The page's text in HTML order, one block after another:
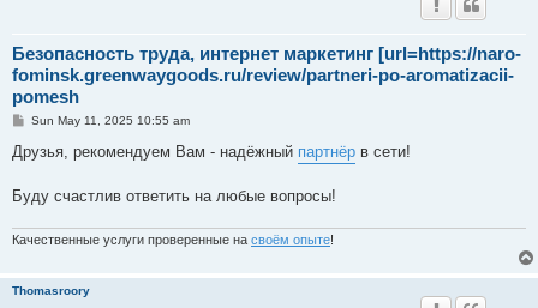
Безопасность труда, интернет маркетинг [url=https://naro-
fominsk.greenwaygoods.ru/review/partneri-po-aromatizacii-
pomesh
P
s
Sun May 11, 2025 10:55 am
Друзья, рекомендуем Вам - надёжный партнёр в сети!
Буду счастлив ответить на любые вопросы!
Качественные услуги проверенные на своём опыте!
Thomasroory